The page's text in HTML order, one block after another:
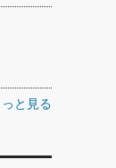
っと見る